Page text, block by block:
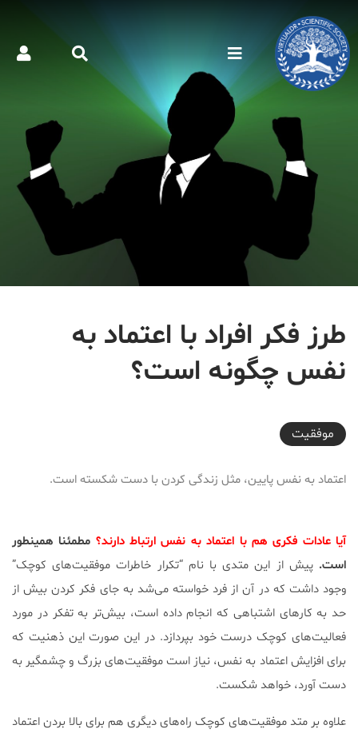
طرز فکر افراد با اعتماد به
نفس چگونه است؟
2018-05-26T22:08:07+04:30
موفقیت
اعتماد به نفس پایین، مثل زندگی کردن با دست شکسته است.
آیا عادات فکری هم با اعتماد به نفس ارتباط دارند؟ مطمئنا همینطور
است. پیش از این متدی با نام “تکرار خاطرات موفقیت‌های کوچک”
وجود داشت که در آن از فرد خواسته می‌شد به جای فکر کردن بیش از
حد به کارهای اشتباهی که انجام داده‌ است، بیش‌تر به تفکر در مورد
فعالیت‌های کوچک درست خود بپردازد. در این صورت این ذهنیت که
برای افزایش اعتماد به نفس، نیاز است موفقیت‌های بزرگ و چشمگیر به
دست آورد، خواهد شکست.
علاوه بر متد موفقیت‌های کوچک راه‌های دیگری هم برای بالا بردن اعتماد